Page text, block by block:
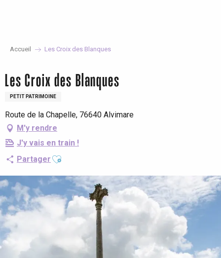
Accueil Les Croix des Blanques
Les Croix des Blanques
PETIT PATRIMOINE
Route de la Chapelle, 76640 Alvimare
M'y rendre
J'y vais en train !
Partager Ajouter aux favoris